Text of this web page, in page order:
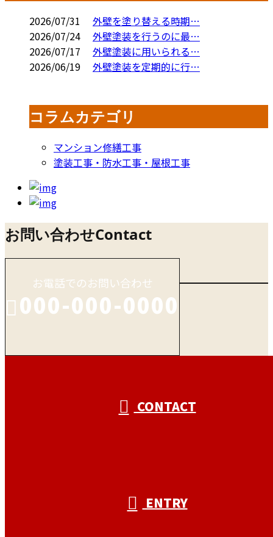
2026/07/31
外壁を塗り替える時期…
2026/07/24
外壁塗装を行うのに最…
2026/07/17
外壁塗装に用いられる…
2026/06/19
外壁塗装を定期的に行…
コラムカテゴリ
マンション修繕工事
塗装工事・防水工事・屋根工事
お問い合わせContact
お電話でのお問い合わせ
000-000-0000
CONTACT
ENTRY